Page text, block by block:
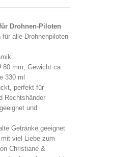
Drohnen-Piloten
für alle Drohnenpiloten
80 mm, Gewicht ca.
330 ml
perfekt für
Rechtshänder
und
Getränke geeignet
viel Liebe zum
Christiane &